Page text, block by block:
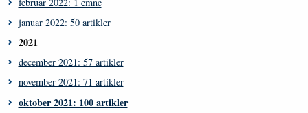
januar 2022: 50 artikler
2021
december 2021: 57 artikler
november 2021: 71 artikler
oktober 2021: 100 artikler